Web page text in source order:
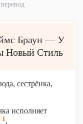
Браун — У
Новый Стиль
сестрёнка,
исполняет
1,